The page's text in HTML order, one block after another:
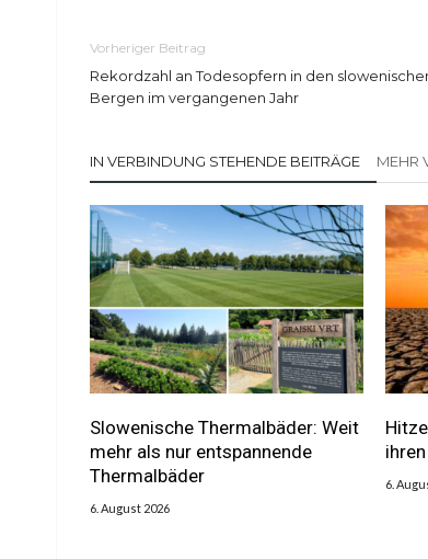
Vorheriger Beitrag
Rekordzahl an Todesopfern in den
Bergen im vergangenen Jahr
IN VERBINDUNG STEHENDE BEITRÄGE MEHR
Slowenische Thermalbäder: Weit
mehr als nur entspannende
Thermalbäder
6. August 2026
6.